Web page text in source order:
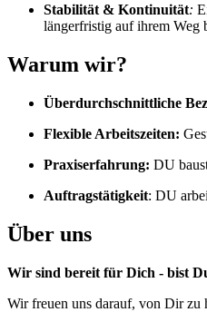
Stabilität & Kontinuität:
längerfristig auf ihrem Weg
Warum wir?
Überdurchschnittliche
Flexible Arbeitszeiten:
Praxiserfahrung: DU
Auftragstätigkeit: DU
Über uns
Wir sind bereit für Dich - bist
Wir freuen uns darauf, von Dir zu